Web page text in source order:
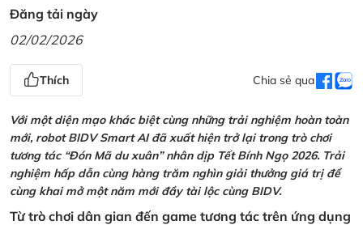
Đăng tải ngày
02/02/2026
Thích Chia sẻ qua
Với một diện mạo khác biệt cùng những trải nghiệm hoàn toàn
mới, robot BIDV Smart AI đã xuất hiện trở lại trong trò chơi
tương tác “Đón Mã du xuân” nhân dịp Tết Bính Ngọ 2026. Trải
nghiệm hấp dẫn cùng hàng trăm nghìn giải thưởng giá trị để
cùng khai mở một năm mới đầy tài lộc cùng BIDV.
Từ trò chơi dân gian đến game tương tác trên ứng dụng